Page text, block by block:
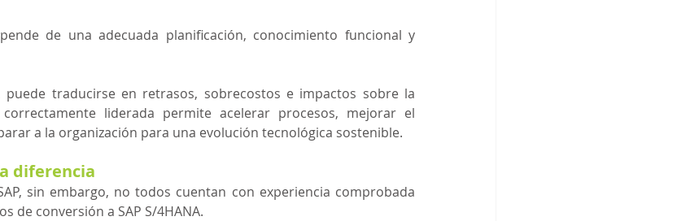
de una adecuada planificación, conocimiento funcional y
puede traducirse en retrasos, sobrecostos e impactos sobre la
liderada permite acelerar procesos, mejorar el
a la organización para una evolución tecnológica sostenible.
diferencia
sin embargo, no todos cuentan con experiencia comprobada
de conversión a SAP S/4HANA.